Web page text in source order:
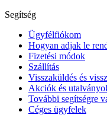
Segítség
Ügyfélfiókom
Hogyan adjak le
Fizetési módok
Szállítás
Visszaküldés és
Akciók és
További segítségre
Céges ügyfelek